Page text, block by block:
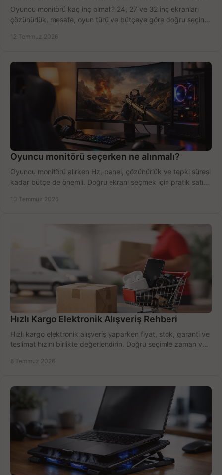
Oyuncu monitörü kaç inç olmalı? 24, 27 ve 32 inç ekranları
çözünürlük, mesafe, oyun türü ve bütçeye göre doğru seçin,
12 Temmuz 2026
Oyuncu monitörü seçerken ne alınmalı?
Oyuncu monitörü alırken Hz, panel, çözünürlük ve tepki süresi
kadar bütçe de önemli. Doğru ekranı seçmek için pratik satın
10 Temmuz 2026
Hızlı Kargo Elektronik Alışveriş Rehberi
Hızlı kargo elektronik alışveriş yaparken fiyat, stok, garanti ve
teslimat hızını birlikte değerlendirin. Doğru seçimle zaman ve
8 Temmuz 2026